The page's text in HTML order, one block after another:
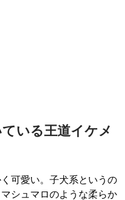
いる王道イケメ
可愛い。子犬系というの
シュマロのような柔らか